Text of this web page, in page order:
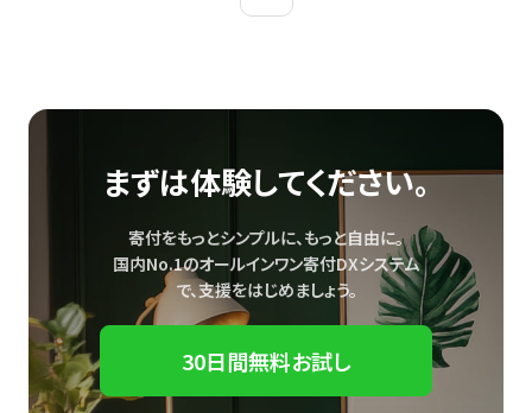
まずは体験してください。
寄付をもっとシンプルに、もっと自由に。
国内No.1のオールインワン寄付DXシステム
で、支援をはじめましょう。
30日間無料お試し